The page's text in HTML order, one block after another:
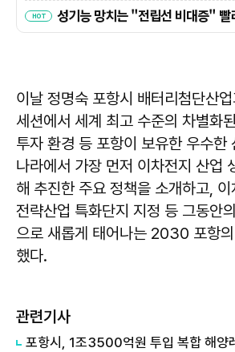
이날 정명숙 포항시 배터리첨단산
세션에서 세계 최고 수준의 차별화
투자 환경 등 포항이 보유한 우수한
나라에서 가장 먼저 이차전지 산업
해 추진한 주요 정책을 소개하고,
전략산업 특화단지 지정 등 그동안
으로 새롭게 태어나는 2030 포항
했다.
관련기사